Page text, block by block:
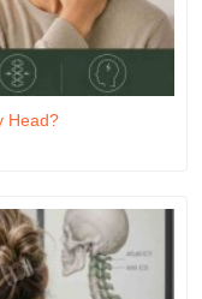
Head?